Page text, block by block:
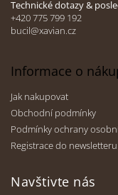
Technické dotazy &
+420 775 799 192
bucil@xavian.cz
Informace o
Jak nakupovat
Obchodní podmínky
Podmínky ochrany
Registrace do newsletteru
Navštivte nás